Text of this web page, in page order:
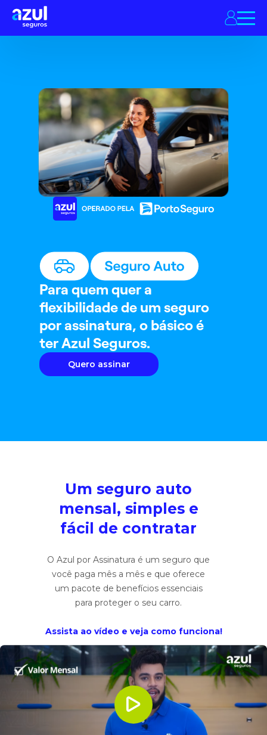
Para quem quer a
flexibilidade de um seguro
por assinatura, o básico é
ter Azul Seguros.
Quero assinar
Um seguro auto
mensal, simples e
fácil de contratar
O Azul por Assinatura é um seguro que
você paga mês a mês e que oferece
um pacote de benefícios essenciais
para proteger o seu carro.
Assista ao vídeo e veja como funciona!